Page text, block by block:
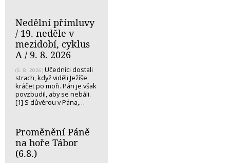
Nedělní přímluvy
/ 19. neděle v
mezidobí, cyklus
A / 9. 8. 2026
(5. 8. 2026) Učedníci dostali
strach, když viděli Ježíše
kráčet po moři. Pán je však
povzbudil, aby se nebáli.
[1] S důvěrou v Pána,…
Proměnění Páně
na hoře Tábor
(6.8.)